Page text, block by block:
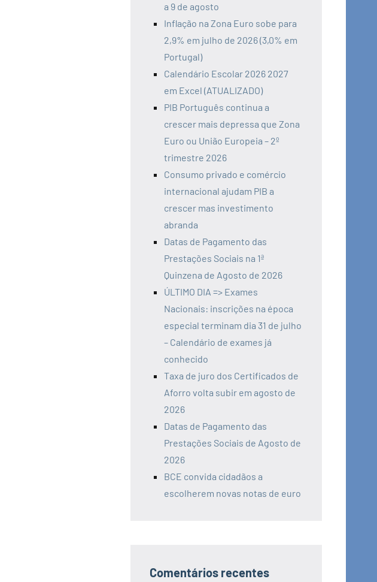
a 9 de agosto
Inflação na Zona Euro sobe para
2,9% em julho de 2026 (3,0% em
Portugal)
Calendário Escolar 2026 2027
em Excel (ATUALIZADO)
PIB Português continua a
crescer mais depressa que Zona
Euro ou União Europeia – 2º
trimestre 2026
Consumo privado e comércio
internacional ajudam PIB a
crescer mas investimento
abranda
Datas de Pagamento das
Prestações Sociais na 1ª
Quinzena de Agosto de 2026
ÚLTIMO DIA => Exames
Nacionais: inscrições na época
especial terminam dia 31 de julho
– Calendário de exames já
conhecido
Taxa de juro dos Certificados de
Aforro volta subir em agosto de
2026
Datas de Pagamento das
Prestações Sociais de Agosto de
2026
BCE convida cidadãos a
escolherem novas notas de euro
Comentários recentes